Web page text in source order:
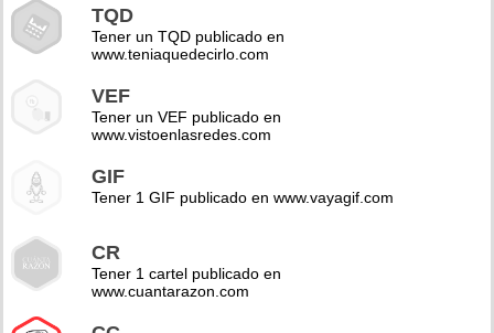
TQD
Tener un TQD publicado en
www.teniaquedecirlo.com
VEF
Tener un VEF publicado en
www.vistoenlasredes.com
GIF
Tener 1 GIF publicado en www.vayagif.com
CR
Tener 1 cartel publicado en
www.cuantarazon.com